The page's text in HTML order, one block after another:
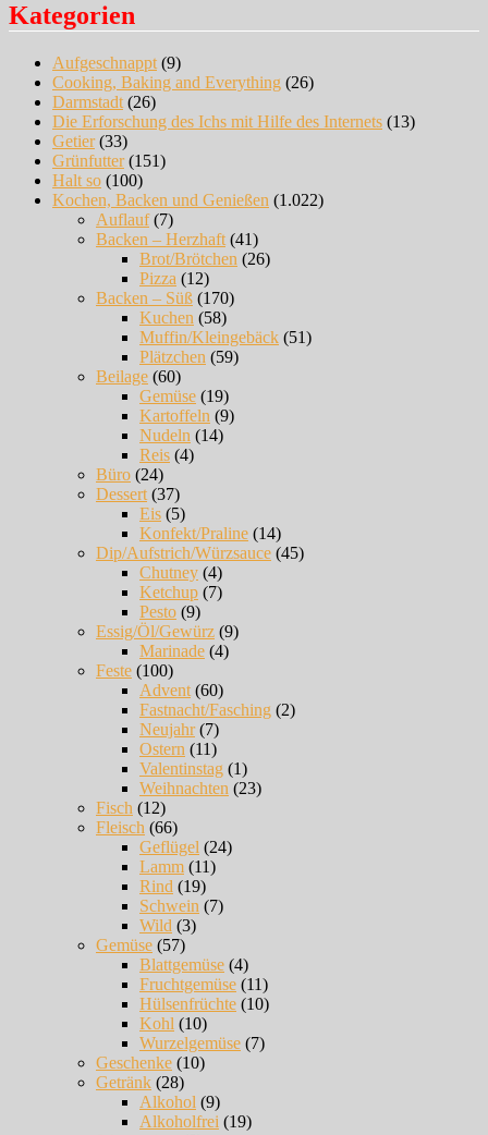
Kategorien
Aufgeschnappt (9)
Cooking, Baking and Everything (26)
Darmstadt (26)
Die Erforschung des Ichs mit Hilfe des Internets (13)
Getier(33)
Grünfutter(151)
Halt so (100)
Kochen, Backen und Genießen (1.022)
Auflauf(7)
Backen – Herzhaft (41)
Brot/Brötchen (26)
Pizza (12)
Backen – Süß (170)
Kuchen (58)
Muffin/Kleingebäck (51)
Plätzchen (59)
Beilage (60)
Gemüse (19)
Kartoffeln (9)
Nudeln (14)
Reis (4)
Büro (24)
Dessert (37)
Eis (5)
Konfekt/Praline (14)
Dip/Aufstrich/Würzsauce (45)
Chutney (4)
Ketchup (7)
Pesto (9)
Essig/Öl/Gewürz (9)
Marinade (4)
Feste (100)
Advent (60)
Fastnacht/Fasching (2)
Neujahr(7)
Ostern (11)
Valentinstag (1)
Weihnachten (23)
Fisch (12)
Fleisch (66)
Geflügel (24)
Lamm (11)
Rind (19)
Schwein (7)
Wild (3)
Gemüse (57)
Blattgemüse (4)
Fruchtgemüse (11)
Hülsenfrüchte (10)
Kohl (10)
Wurzelgemüse (7)
Geschenke (10)
Getränk (28)
Alkohol (9)
Alkoholfrei (19)